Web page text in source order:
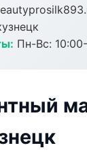
Пн-Вс: